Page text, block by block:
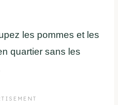
les pommes et les
quartier sans les